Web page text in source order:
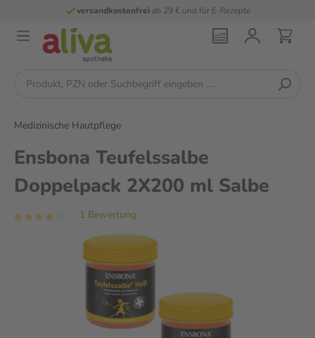
versandkostenfreiab 29 € und für E-Rezepte
Medizinische Hautpflege
Ensbona Teufelssalbe
Doppelpack 2X200 ml Salbe
1 Bewertung